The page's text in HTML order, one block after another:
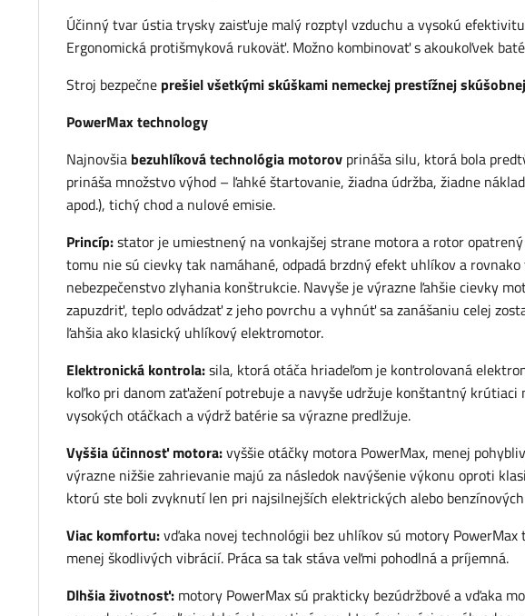
Účinný tvar ústia trysky zaisťuje malý rozptyl vzduchu a vysokú
Ergonomická protišmyková rukoväť. Možno kombinovať s akoukoľvek
Stroj bezpečne prešiel všetkými skúškami nemeckej prestížnej
PowerMax technology
Najnovšia bezuhlíková technológia motorov prináša silu, ktorá bola
prináša množstvo výhod – ľahké štartovanie, žiadna údržba, žiadne
apod.), tichý chod a nulové emisie.
Princíp:stator je umiestnený na vonkajšej strane motora a rotor
tomu nie sú cievky tak namáhané, odpadá brzdný efekt uhlíkov a
nebezpečenstvo zlyhania konštrukcie. Navyše je výrazne ľahšie cievky
zapuzdriť, teplo odvádzať z jeho povrchu a vyhnúť sa zanášaniu celej
ľahšia ako klasický uhlíkový elektromotor.
Elektronická kontrola:sila, ktorá otáča hriadeľom je kontrolovaná
koľko pri danom zaťažení potrebuje a navyše udržuje konštantný
vysokých otáčkach a výdrž batérie sa výrazne predlžuje.
Vyššia účinnosť motora:vyššie otáčky motora PowerMax, menej
výrazne nižšie zahrievanie majú za následok navýšenie výkonu oproti
ktorú ste boli zvyknutí len pri najsilnejších elektrických alebo
Viac komfortu:vďaka novej technológii bez uhlíkov sú motory
menej škodlivých vibrácií. Práca sa tak stáva veľmi pohodlná a príjemná.
Dlhšia životnosť: motory PowerMax sú prakticky bezúdržbové a vďaka